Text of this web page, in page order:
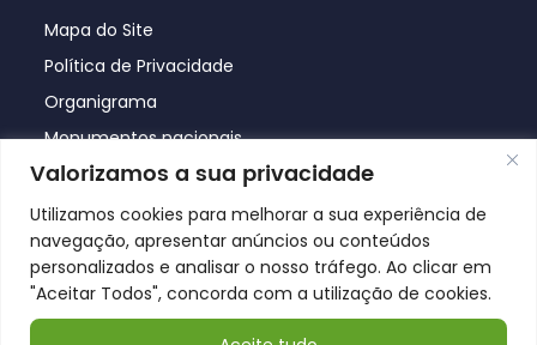
Valorizamos a sua privacidade
Utilizamos cookies para melhorar a sua experiência de
navegação, apresentar anúncios ou conteúdos
personalizados e analisar o nosso tráfego. Ao clicar em
"Aceitar Todos", concorda com a utilização de cookies.
Mapa do Site
Política de Privacidade
Organigrama
Monumentos nacionais